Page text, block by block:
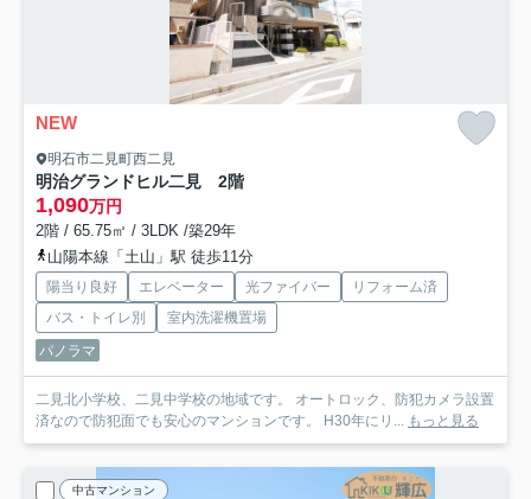
NEW
明石市二見町西二見
明治グランドヒル二見 2階
1,090万円
2階 / 65.75㎡ / 3LDK /築29年
山陽本線「土山」駅 徒歩11分
陽当り良好 エレベーター 光ファイバー
リフォーム済
バス・トイレ別
室内洗濯機置場
パノラマ
二見北小学校、二見中学校の地域です。 オートロック、防犯カメラ設置
済なので防犯面でも安心のマンションです。 H30年にリ... もっと見る
中古マンション